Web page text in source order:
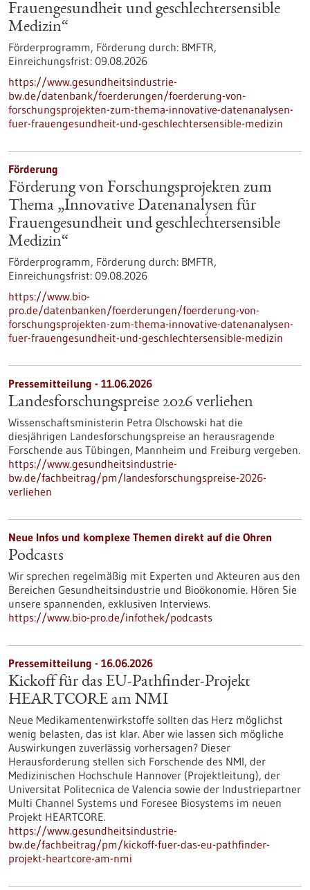
Frauengesundheit und geschlechtersensible
Medizin“
Förderprogramm, Förderung durch: BMFTR,
Einreichungsfrist: 09.08.2026
https://www.gesundheitsindustrie-
bw.de/datenbank/foerderungen/foerderung-von-
forschungsprojekten-zum-thema-innovative-datenanalysen-
fuer-frauengesundheit-und-geschlechtersensible-medizin
Förderung
Förderung von Forschungsprojekten zum
Thema „Innovative Datenanalysen für
Frauengesundheit und geschlechtersensible
Medizin“
Förderprogramm, Förderung durch: BMFTR,
Einreichungsfrist: 09.08.2026
https://www.bio-
pro.de/datenbanken/foerderungen/foerderung-von-
forschungsprojekten-zum-thema-innovative-datenanalysen-
fuer-frauengesundheit-und-geschlechtersensible-medizin
Pressemitteilung - 11.06.2026
Landesforschungspreise 2026 verliehen
Wissenschaftsministerin Petra Olschowski hat die
diesjährigen Landesforschungspreise an herausragende
Forschende aus Tübingen, Mannheim und Freiburg vergeben.
https://www.gesundheitsindustrie-
bw.de/fachbeitrag/pm/landesforschungspreise-2026-
verliehen
Neue Infos und komplexe Themen direkt auf die Ohren
Podcasts
Wir sprechen regelmäßig mit Experten und Akteuren aus den
Bereichen Gesundheitsindustrie und Bioökonomie. Hören Sie
unsere spannenden, exklusiven Interviews.
https://www.bio-pro.de/infothek/podcasts
Pressemitteilung - 16.06.2026
Kickoff für das EU-Pathfinder-Projekt
HEARTCORE am NMI
Neue Medikamentenwirkstoffe sollten das Herz möglichst
wenig belasten, das ist klar. Aber wie lassen sich mögliche
Auswirkungen zuverlässig vorhersagen? Dieser
Herausforderung stellen sich Forschende des NMI, der
Medizinischen Hochschule Hannover (Projektleitung), der
Universitat Politecnica de Valencia sowie der Industriepartner
Multi Channel Systems und Foresee Biosystems im neuen
Projekt HEARTCORE.
https://www.gesundheitsindustrie-
bw.de/fachbeitrag/pm/kickoff-fuer-das-eu-pathfinder-
projekt-heartcore-am-nmi